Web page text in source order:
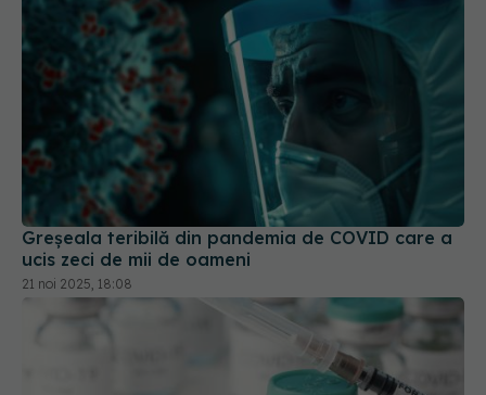
Greșeala teribilă din pandemia de COVID care a
ucis zeci de mii de oameni
21 noi 2025, 18:08